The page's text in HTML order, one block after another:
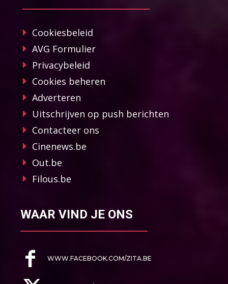
Cookiesbeleid
AVG Formulier
Privacybeleid
Cookies beheren
Adverteren
Uitschrijven op push berichten
Contacteer ons
Cinenews.be
Out.be
Filous.be
WAAR VIND JE ONS
WWW.FACEBOOK.COM/ZITA.BE